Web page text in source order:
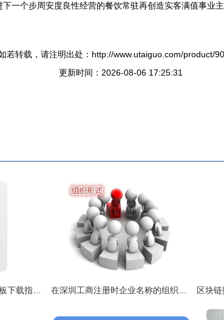
一个步周安度良性经营的餐饮常驻再创造实客满值事业
若转载，请注明出处：http://www.utaiguo.com/product/
更新时间：2026-08-06 17:25:31